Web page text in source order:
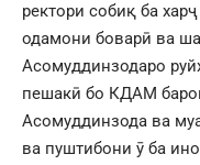
ректори собиқ ба
одамони боварӣ ва
Асомуддинзодаро
пешакӣ бо КДАМ
Асомуддинзода ва
ва пуштибони ӯ ба